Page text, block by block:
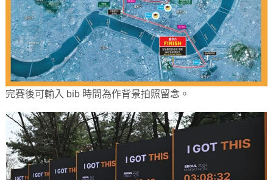
完賽後可輸入 bib 時間為作背景拍照留念。